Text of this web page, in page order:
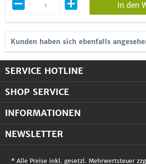
In den
Kunden haben sich ebenfalls
SERVICE HOTLINE
SHOP SERVICE
INFORMATIONEN
NEWSLETTER
* Alle Preise inkl. gesetzl. Mehrwertsteuer